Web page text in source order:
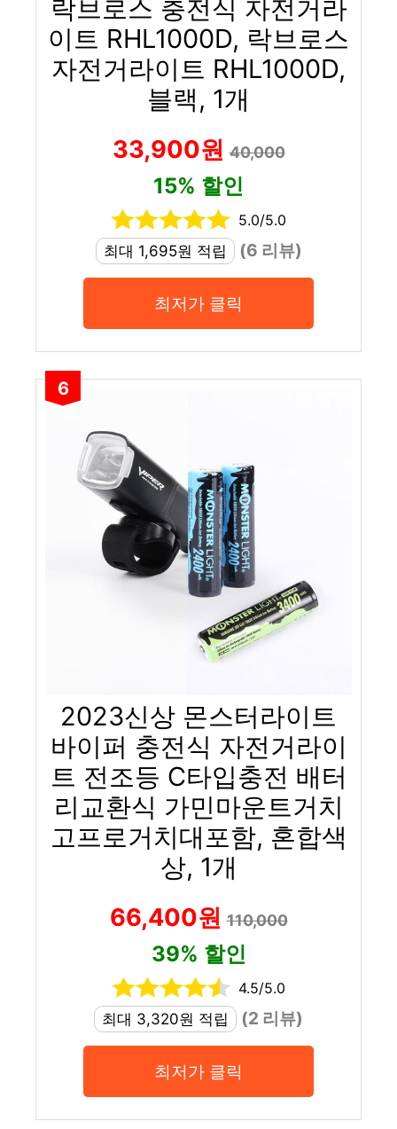
락브로스 충전식 자전거라
이트 RHL1000D, 락브로스
자전거라이트 RHL1000D,
블랙, 1개
33,900원40,000
15% 할인
5.0/5.0
최대 1,695원 적립
(6 리뷰)
최저가 클릭
6
2023신상 몬스터라이트
바이퍼 충전식 자전거라이
트 전조등 C타입충전 배터
리교환식 가민마운트거치
고프로거치대포함, 혼합색
상, 1개
66,400원110,000
39% 할인
4.5/5.0
최대 3,320원 적립
(2 리뷰)
최저가 클릭